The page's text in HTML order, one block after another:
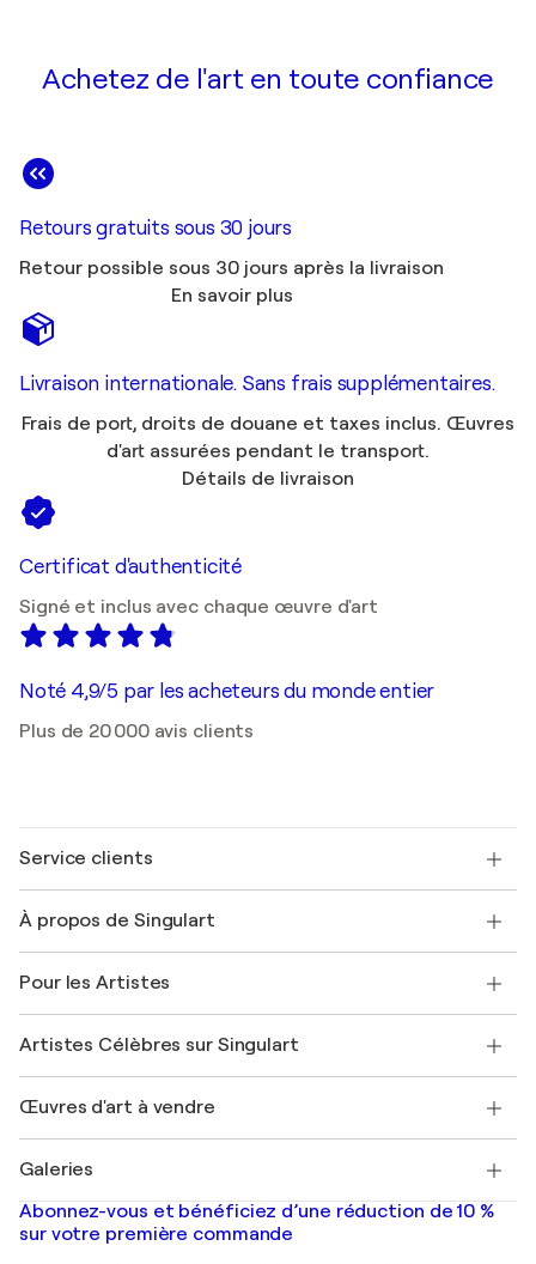
Achetez de l'art en toute confiance
Retours gratuits sous 30 jours
Retour possible sous 30 jours après la livraison
En savoir plus
Livraison internationale. Sans frais supplémentaires.
Frais de port, droits de douane et taxes inclus. Œuvres
d'art assurées pendant le transport.
Détails de livraison
Certificat d'authenticité
Signé et inclus avec chaque œuvre d'art
Noté 4,9/5 par les acheteurs du monde entier
Plus de 20 000 avis clients
Service clients
Expédition
Offrir une carte cadeau
Rejoignez notre programme commercial
Mon compte
+33 1 76 44 06 42
À propos de Singulart
FAQ
Magazine Singulart
Emplois
Découvrez une sélection d'art original
Pour les Artistes
Se connecter en tant qu'Artiste
Artistes Célèbres sur Singulart
Marc Chagall
Banksy
Mr. Brainwash
Shepard Fairey
Œuvres d'art à vendre
Tableaux abstraits à vendre
Peintures de paysage
Estampes
Galeries
Galeries d'art en France
Galeries d'art en Belgique
Abonnez-vous et bénéficiez d’une réduction de 10 %
sur votre première commande